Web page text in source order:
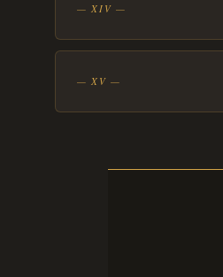
— XIV —
— XV —